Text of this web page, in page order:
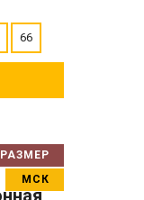
66
МСК